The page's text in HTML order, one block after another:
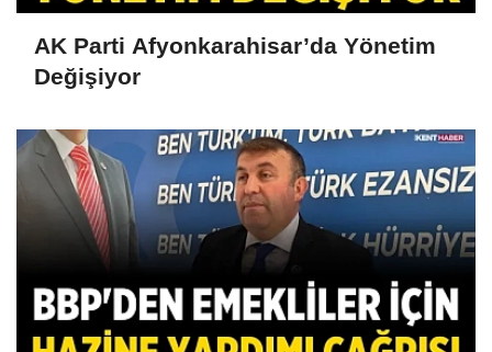
AK Parti Afyonkarahisar’da Yönetim
Değişiyor